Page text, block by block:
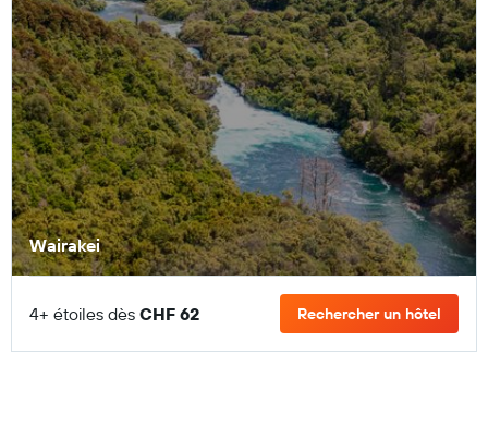
Wairakei
4+ étoiles dès CHF 62 Rechercher un hôtel